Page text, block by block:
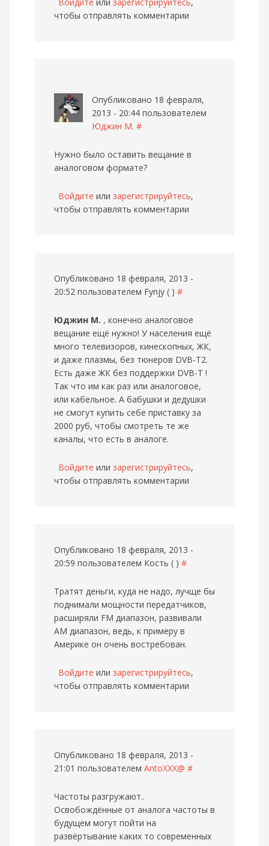
чтобы отправлять комментарии
Опубликовано 18 февраля,
2013 - 20:44 пользователем
Юджин М. #
Нужно было оставить вещание в
аналоговом формате?
Войдите или зарегистрируйтесь,
чтобы отправлять комментарии
Опубликовано 18 февраля, 2013 -
20:52 пользователем Fynjy ( ) #
Юджин М. , конечно аналоговое
вещание ещё нужно! У населения ещё
много телевизоров, кинескопных, ЖК,
и даже плазмы, без тюнеров DVB-T2.
Есть даже ЖК без поддержки DVB-T !
Так что им как раз или аналоговое,
или кабельное. А бабушки и дедушки
не смогут купить себе приставку за
2000 руб, чтобы смотреть те же
каналы, что есть в аналоге.
Войдите или зарегистрируйтесь,
чтобы отправлять комментарии
Опубликовано 18 февраля, 2013 -
20:59 пользователем Кость ( ) #
Тратят деньги, куда не надо, лучще бы
поднимали мощности передатчиков,
расширяли FM диапазон, развивали
АМ диапазон, ведь, к примеру в
Америке он очень востребован.
Войдите или зарегистрируйтесь,
чтобы отправлять комментарии
Опубликовано 18 февраля, 2013 -
21:01 пользователем AntoXXX@ #
Частоты разгружают..
Освобождённые от аналога частоты в
будущем могут пойти на
развёртывание каких то современных